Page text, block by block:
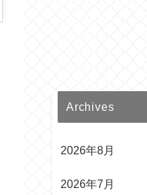
Archives
2026年8月
2026年7月